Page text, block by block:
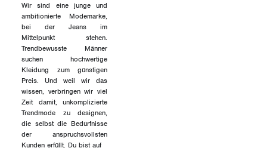
Wir sind eine junge und
ambitionierte Modemarke,
bei der Jeans im
Mittelpunkt stehen.
Trendbewusste Männer
suchen hochwertige
Kleidung zum günstigen
Preis. Und weil wir das
wissen, verbringen wir viel
Zeit damit, unkomplizierte
Trendmode zu designen,
die selbst die Bedürfnisse
der anspruchsvollsten
Kunden erfüllt. Du bist auf